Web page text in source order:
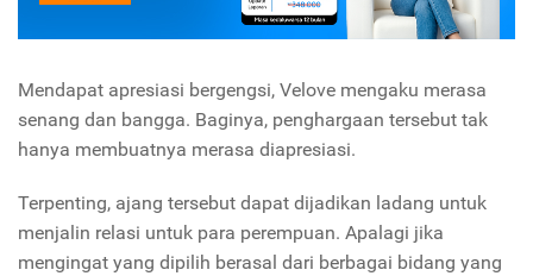
Mendapat apresiasi bergengsi, Velove mengaku merasa
senang dan bangga. Baginya, penghargaan tersebut tak
hanya membuatnya merasa diapresiasi.
Terpenting, ajang tersebut dapat dijadikan ladang untuk
menjalin relasi untuk para perempuan. Apalagi jika
mengingat yang dipilih berasal dari berbagai bidang yang